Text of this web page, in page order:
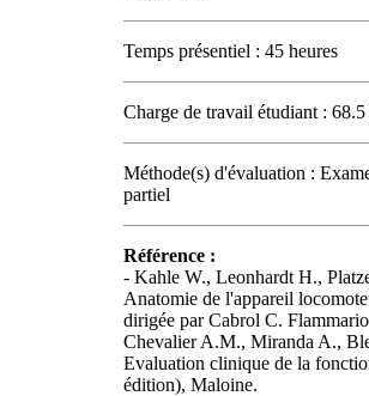
Temps présentiel : 45 heures
Charge de travail étudiant : 68.5
Méthode(s) d'évaluation :
partiel
Référence :
- Kahle W., Leonhardt H.,
Anatomie de l'appareil
dirigée par Cabrol C.
Chevalier A.M., Miranda A.,
Evaluation clinique de la
édition), Maloine.